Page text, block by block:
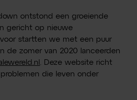
ontstond een groeiende
gericht op nieuwe
startten we met een puur
de zomer van 2020 lanceerden
. Deze website richt
die leven onder